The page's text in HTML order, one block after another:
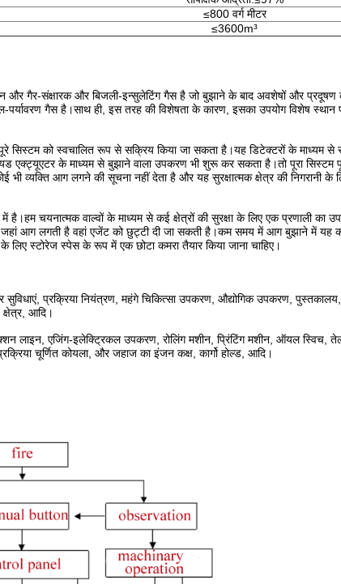
≤800 वर्ग मीटर
≤3600m³
गैर-संक्षारक और बिजली-इन्सुलेटिंग गैस है जो बुझाने के बाद अवशेषों और प्रदूषण
गैस है।साथ ही, इस तरह की विशेषता के कारण, इसका उपयोग विशेष स्थान
को स्वचालित रूप से सक्रिय किया जा सकता है।यह डिटेक्टरों के माध्यम से
एक्ट्यूएटर के माध्यम से बुझाने वाला उपकरण भी शुरू कर सकता है।तो पूरा सिस्टम
व्यक्ति आग लगने की सूचना नहीं देता है और यह सुरक्षात्मक क्षेत्र की निगरानी के
है।हम चयनात्मक वाल्वों के माध्यम से कई क्षेत्रों की सुरक्षा के लिए एक प्रणाली का
आग लगती है वहां एजेंट को छुट्टी दी जा सकती है।कम समय में आग बुझाने में यह
स्टोरेज स्पेस के रूप में एक छोटा कमरा तैयार किया जाना चाहिए।
सुविधाएं, प्रक्रिया नियंत्रण, महंगे चिकित्सा उपकरण, औद्योगिक उपकरण,
आदि।
लाइन, एजिंग-इलेक्ट्रिकल उपकरण, रोलिंग मशीन, प्रिंटिंग मशीन, ऑयल स्विच, तेल
चूर्णित कोयला, और जहाज का इंजन कक्ष, कार्गो होल्ड, आदि।